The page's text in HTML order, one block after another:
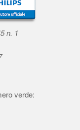
n. 1
verde: